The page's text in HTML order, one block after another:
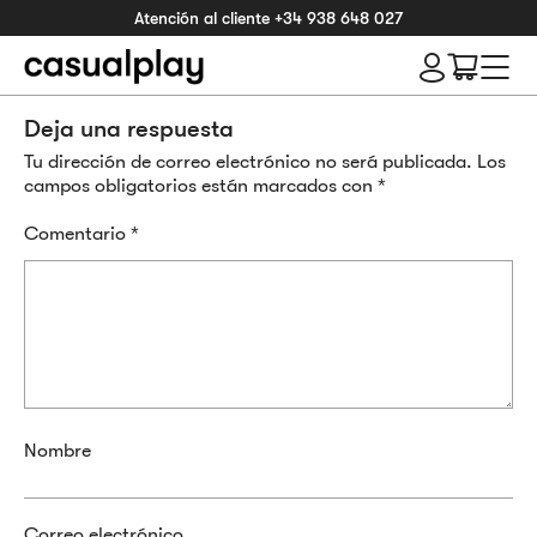
Atención al cliente +34 938 648 027
Deja una respuesta
Tu dirección de correo electrónico no será publicada. Los
campos obligatorios están marcados con *
Comentario *
Nombre